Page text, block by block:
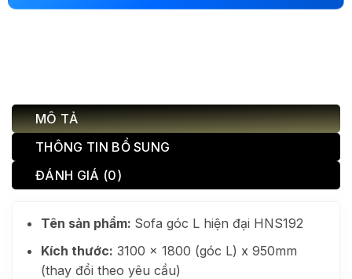
MÔ TẢ
THÔNG TIN BỔ SUNG
ĐÁNH GIÁ (0)
Tên sản phẩm: Sofa góc L hiện đại HNS192
Kích thước: 3100 x 1800 (góc L) x 950mm
(thay đổi theo yêu cầu)